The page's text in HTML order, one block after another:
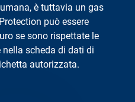
è tuttavia un gas
può essere
se sono rispettate le
scheda di dati di
autorizzata.